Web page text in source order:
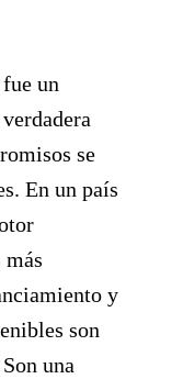
un
se
En un país
y
son
una